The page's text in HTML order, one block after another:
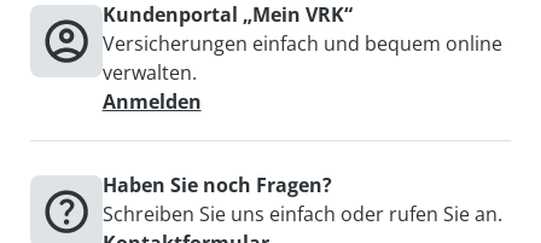
Kundenportal „Mein VRK“
Versicherungen einfach und bequem online
verwalten.
Anmelden
Haben Sie noch Fragen?
Schreiben Sie uns einfach oder rufen Sie an.